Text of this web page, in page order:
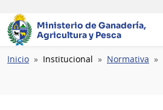
Ministerio de Ganadería,
Agricultura y Pesca
Ruta
Inicio Institucional Normativa